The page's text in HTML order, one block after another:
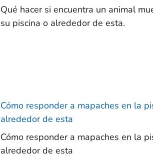
Qué hacer si encuentra un animal
su piscina o alrededor de esta.
Cómo responder a mapaches en la
alrededor de esta
Cómo responder a mapaches en la
alrededor de esta